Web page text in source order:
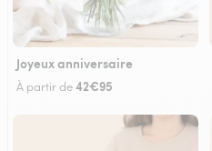
Joyeux anniversaire
À partir de42€95